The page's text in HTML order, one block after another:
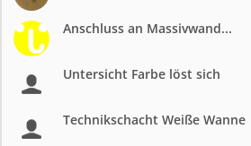
Anschluss an Massivwand...
Untersicht Farbe löst sich
Technikschacht Weiße Wanne